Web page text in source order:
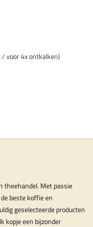
voor 4x ontkalken)
theehandel. Met passie
beste koffie en
geselecteerde producten
kopje een bijzonder